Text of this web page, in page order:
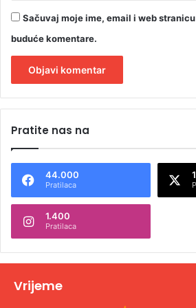
Sačuvaj moje ime, email i web
buduće komentare.
t
n
t
v
Pratite nas na
44.000
Pratilaca
1.400
Pratilaca
Vrijeme